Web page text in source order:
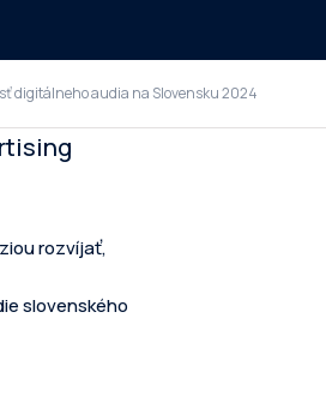
digitálneho audia na Slovensku 2024
rozvíjať,
slovenského